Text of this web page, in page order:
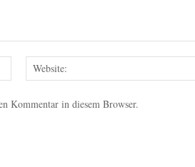
Mail:
Kommentar in diesem Browser.